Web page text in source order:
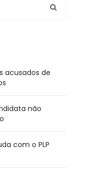
acusados de
não
com o PLP